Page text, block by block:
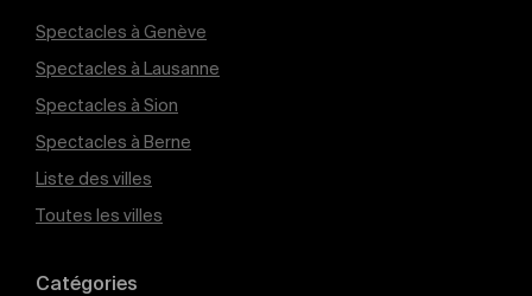
Spectacles à Genève
Spectacles à Lausanne
Spectacles à Sion
Spectacles à Berne
Liste des villes
Toutes les villes
Catégories